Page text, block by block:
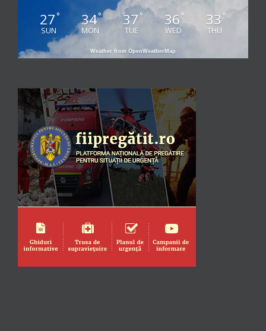
27°
SUN
34°
MON
37°
TUE
36 °
WED
33 °
THU
Weather from OpenWeatherMap